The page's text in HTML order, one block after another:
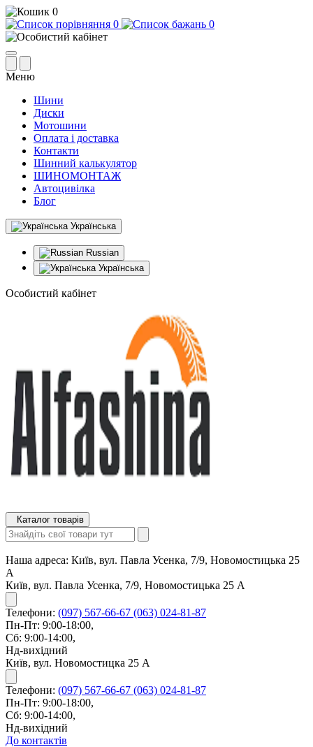
0
0
0
Меню
Шини
Диски
Мотошини
Оплата і доставка
Контакти
Шинний калькулятор
ШИНОМОНТАЖ
Автоцивілка
Блог
Українська
Russian
Українська
Особистий кабінет
Каталог товарів
Наша адреса: Київ, вул. Павла Усенка, 7/9, Новомостицька 25
А
Київ, вул. Павла Усенка, 7/9, Новомостицька 25 А
Телефони: (097) 567-66-67 (063) 024-81-87
Пн-Пт: 9:00-18:00,
Сб: 9:00-14:00,
Нд-вихідний
Київ, вул. Новомостицка 25 А
Телефони: (097) 567-66-67 (063) 024-81-87
Пн-Пт: 9:00-18:00,
Сб: 9:00-14:00,
Нд-вихідний
До контактів